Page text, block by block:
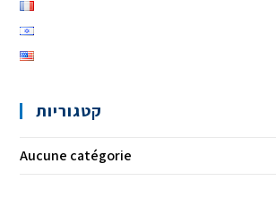
קטגוריות
Aucune catégorie